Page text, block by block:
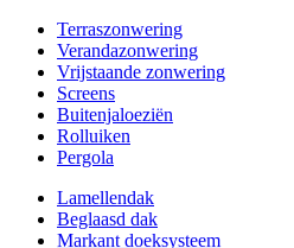
Terraszonwering
Verandazonwering
Vrijstaande zonwering
Screens
Buitenjaloeziën
Rolluiken
Pergola
Lamellendak
Beglaasd dak
Markant doeksysteem